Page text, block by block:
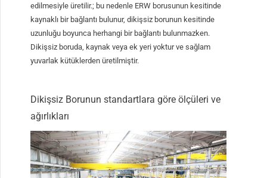
edilmesiyle üretilir.; bu nedenle ERW borusunun kesitinde
kaynaklı bir bağlantı bulunur, dikişsiz borunun kesitinde
uzunluğu boyunca herhangi bir bağlantı bulunmazken.
Dikişsiz boruda, kaynak veya ek yeri yoktur ve sağlam
yuvarlak kütüklerden üretilmiştir.
Dikişsiz Borunun standartlara göre ölçüleri ve
ağırlıkları